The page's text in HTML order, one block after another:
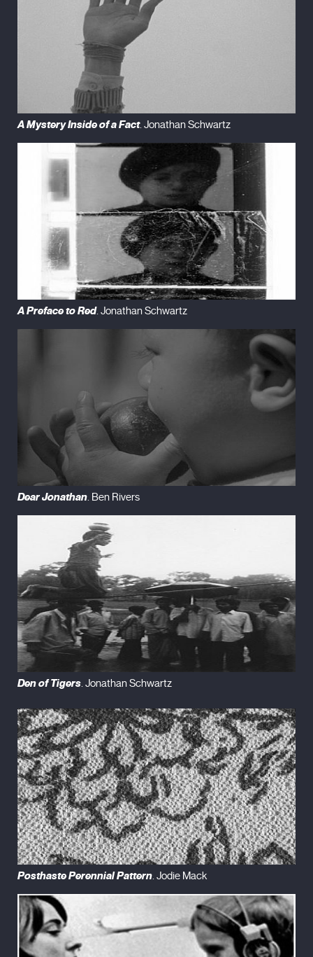
A Mystery Inside of a Fact. Jonathan Schwartz
A Preface to Red. Jonathan Schwartz
Dear Jonathan. Ben Rivers
Den of Tigers . Jonathan Schwartz
Posthaste Perennial Pattern. Jodie Mack